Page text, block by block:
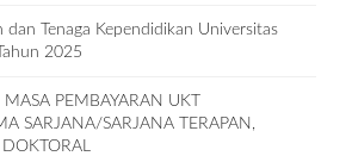
dan Tenaga Kependidikan Universitas
2025
MASA PEMBAYARAN UKT
SARJANA/SARJANA TERAPAN,